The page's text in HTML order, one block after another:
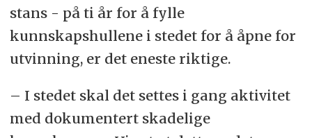
stans - på ti år for å fylle
kunnskapshullene i stedet for å åpne for
utvinning, er det eneste riktige.
– I stedet skal det settes i gang aktivitet
med dokumentert skadelige